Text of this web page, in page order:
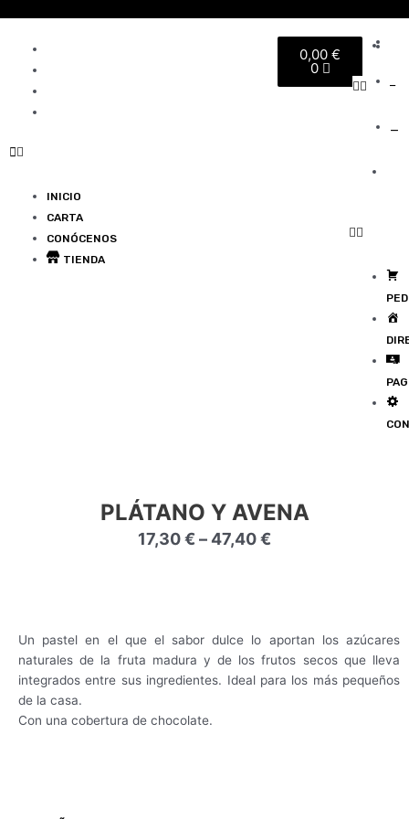
contenido
INICIO
CARTA
CONÓCENOS
TIENDA
0,00€
0
PLÁTANO Y AVENA
17,30€ –47,40€
Borrado:
Un pastel en el que el sabor dulce lo aportan los azúcares
naturales de la fruta madura y de los frutos secos que lleva
integrados entre sus ingredientes. Ideal para los más pequeños
de la casa.
Con una cobertura de chocolate.